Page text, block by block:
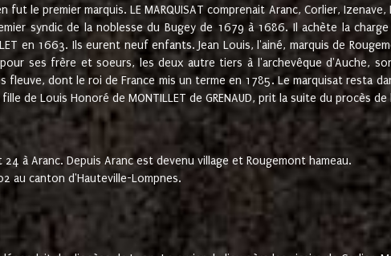
fut le premier marquis. LE MARQUISAT comprenait Aranc, Corlier,
syndic de la noblesse du Bugey de 1679 à 1686. Il achète la charge
en 1663. Ils eurent neuf enfants. Jean Louis, l'ainé, marquis de
ses frère et soeurs, les deux autre tiers à l'archevêque d'Auche,
dont le roi de France mis un terme en 1785. Le marquisat resta
de Louis Honoré de MONTILLET de GRENAUD, prit la suite du procès
à Aranc. Depuis Aranc est devenu village et Rougemont hameau.
au canton d'Hauteville-Lompnes.